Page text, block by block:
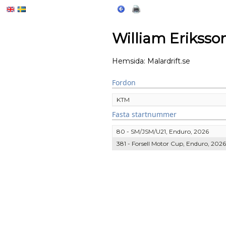
William
Hemsida: Malardrift.se
Fordon
KTM
Fasta startnummer
80 - SM/JSM/U21, Enduro, 2026
381 - Forsell Motor Cup, Enduro, 2026